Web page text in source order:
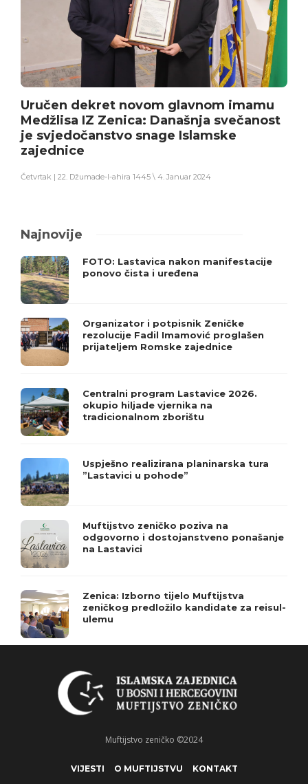
Uručen dekret novom glavnom imamu
Medžlisa IZ Zenica: Današnja svečanost
je svjedočanstvo snage Islamske
zajednice
Četvrtak | 22. Džumade-l-ahira 1445 \ 4. Januar 2024
Najnovije
FOTO: Lastavica nakon manifestacije
ponovo čista i uređena
Organizator i potpisnik Zeničke
rezolucije Fadil Imamović proglašen
prijateljem Romske zajednice
Centralni program Lastavice 2026.
okupio hiljade vjernika na
tradicionalnom zborištu
Uspješno realizirana planinarska tura
”Lastavici u pohode”
Muftijstvo zeničko poziva na
odgovorno i dostojanstveno ponašanje
na Lastavici
Zenica: Izborno tijelo Muftijstva
zeničkog predložilo kandidate za reisul-
ulemu
Muftijstvo zeničko ©2024
VIJESTI O MUFTIJSTVU KONTAKT